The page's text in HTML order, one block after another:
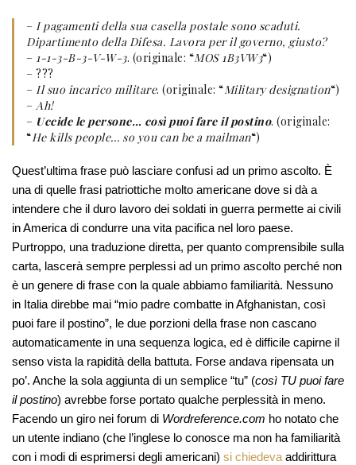
– I pagamenti della sua casella postale sono scaduti.
Dipartimento della Difesa. Lavora per il governo, giusto?
– 1-1-3-B-3-V-W-3. (originale: “MOS 1B3VW3“)
– ???
– Il suo incarico militare. (originale: “Military designation“)
– Ah!
– Uccide le persone… così puoi fare il postino. (originale:
“He kills people… so you can be a mailman“)
Quest’ultima frase può lasciare confusi ad un primo ascolto. È
una di quelle frasi patriottiche molto americane dove si dà a
intendere che il duro lavoro dei soldati in guerra permette ai civili
in America di condurre una vita pacifica nel loro paese.
Purtroppo, una traduzione diretta, per quanto comprensibile sulla
carta, lascerà sempre perplessi ad un primo ascolto perché non
è un genere di frase con la quale abbiamo familiarità. Nessuno
in Italia direbbe mai “mio padre combatte in Afghanistan, così
puoi fare il postino”, le due porzioni della frase non cascano
automaticamente in una sequenza logica, ed è difficile capirne il
senso vista la rapidità della battuta. Forse andava ripensata un
po’. Anche la sola aggiunta di un semplice “tu” (così TU puoi fare
il postino) avrebbe forse portato qualche perplessità in meno.
Facendo un giro nei forum di Wordreference.com ho notato che
un utente indiano (che l’inglese lo conosce ma non ha familiarità
con i modi di esprimersi degli americani) si chiedeva addirittura